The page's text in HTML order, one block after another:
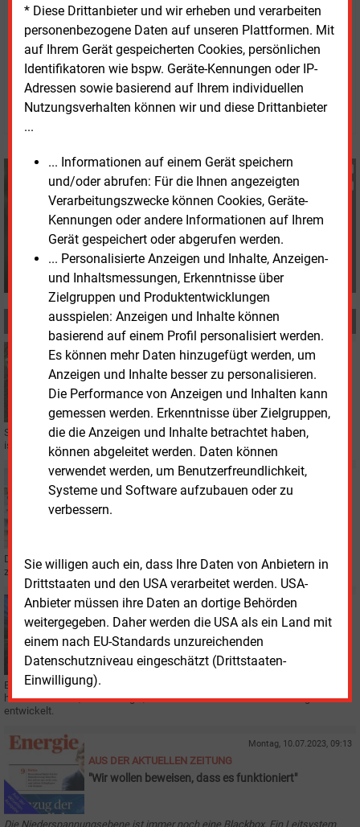
* Diese Drittanbieter und wir erheben und verarbeiten
personenbezogene Daten auf unseren Plattformen. Mit
auf Ihrem Gerät gespeicherten Cookies, persönlichen
Identifikatoren wie bspw. Geräte-Kennungen oder IP-
Adressen sowie basierend auf Ihrem individuellen
Nutzungsverhalten können wir und diese Drittanbieter
...
... Informationen auf einem Gerät speichern
und/oder abrufen: Für die Ihnen angezeigten
Verarbeitungszwecke können Cookies, Geräte-
Kennungen oder andere Informationen auf Ihrem
Gerät gespeichert oder abgerufen werden.
... Personalisierte Anzeigen und Inhalte, Anzeigen-
und Inhaltsmessungen, Erkenntnisse über
Zielgruppen und Produktentwicklungen
ausspielen: Anzeigen und Inhalte können
basierend auf einem Profil personalisiert werden.
Es können mehr Daten hinzugefügt werden, um
Anzeigen und Inhalte besser zu personalisieren.
Die Performance von Anzeigen und Inhalten kann
gemessen werden. Erkenntnisse über Zielgruppen,
die die Anzeigen und Inhalte betrachtet haben,
können abgeleitet werden. Daten können
verwendet werden, um Benutzerfreundlichkeit,
Systeme und Software aufzubauen oder zu
verbessern.
Sie willigen auch ein, dass Ihre Daten von Anbietern in
Drittstaaten und den USA verarbeitet werden. USA-
Anbieter müssen ihre Daten an dortige Behörden
weitergegeben. Daher werden die USA als ein Land mit
einem nach EU-Standards unzureichenden
Datenschutzniveau eingeschätzt (Drittstaaten-
Einwilligung).
Danzeisen.
Mittwoch, 2.08.2023, 16:23 Uhr
© 2026 Energie & Management GmbH
Fritz Wilhelm
+49 (0) 6007 9396075
f.wilhelm@energie-und-
management.de
MEHR ZUM THEMA
Freitag, 5.09.2025, 12:44
TECHNIK
1.000 Gateways für flächendeckendes Lorawan-
Schleswig-Holstein Netz (SH Netz) baut das Lorawan-Netz weiter aus. Ziel
ist es, in Schleswig-Holstein flächendeckend Empfang zu ermöglichen.
Montag, 11.09.2023, 14:38
SMART METER
Kooperation beim CLS-Management
Die Softwarespezialisten Schleupen und die Vivavis wollen künftig
zusammenarbeiten und Synergien nutzen.
Freitag, 25.08.2023, 15:36
IT
Umsetzung von CLS ON nimmt Fahrt auf
Ein Betriebsmodell für das Schalten und Steuern in der Niederspannung
haben EWE Netz, Rheinenergie, Westfalen Weser Netz und Gwadriga
entwickelt.
Montag, 10.07.2023, 09:13
AUS DER AKTUELLEN ZEITUNG
"Wir wollen beweisen, dass es funktioniert"
Die Niederspannungsebene ist immer noch eine Blackbox. Ein Leitsystem